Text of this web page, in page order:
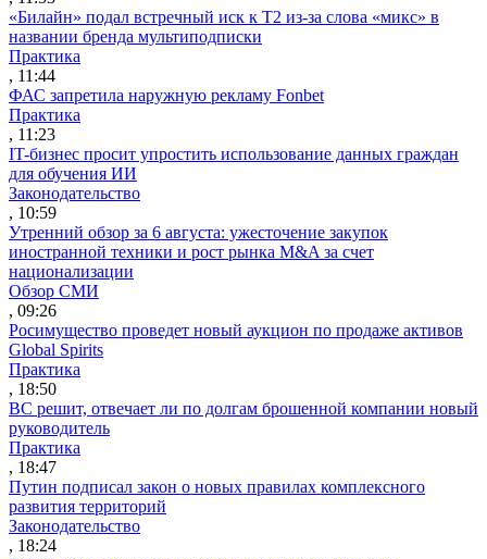
«Билайн» подал встречный иск к Т2 из-за слова «микс» в
названии бренда мультиподписки
Практика
, 11:44
ФАС запретила наружную рекламу Fonbet
Практика
, 11:23
IT-бизнес просит упростить использование данных граждан
для обучения ИИ
Законодательство
, 10:59
Утренний обзор за 6 августа: ужесточение закупок
иностранной техники и рост рынка M&A за счет
национализации
Обзор СМИ
, 09:26
Росимущество проведет новый аукцион по продаже активов
Global Spirits
Практика
, 18:50
ВС решит, отвечает ли по долгам брошенной компании новый
руководитель
Практика
, 18:47
Путин подписал закон о новых правилах комплексного
развития территорий
Законодательство
, 18:24